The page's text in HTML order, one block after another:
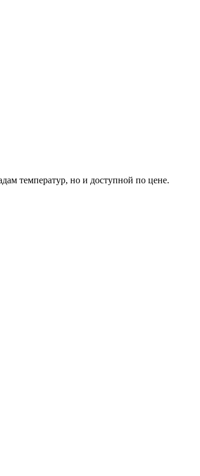
температур, но и доступной по цене.